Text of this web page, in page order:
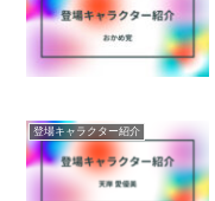
登場キャラクター紹介